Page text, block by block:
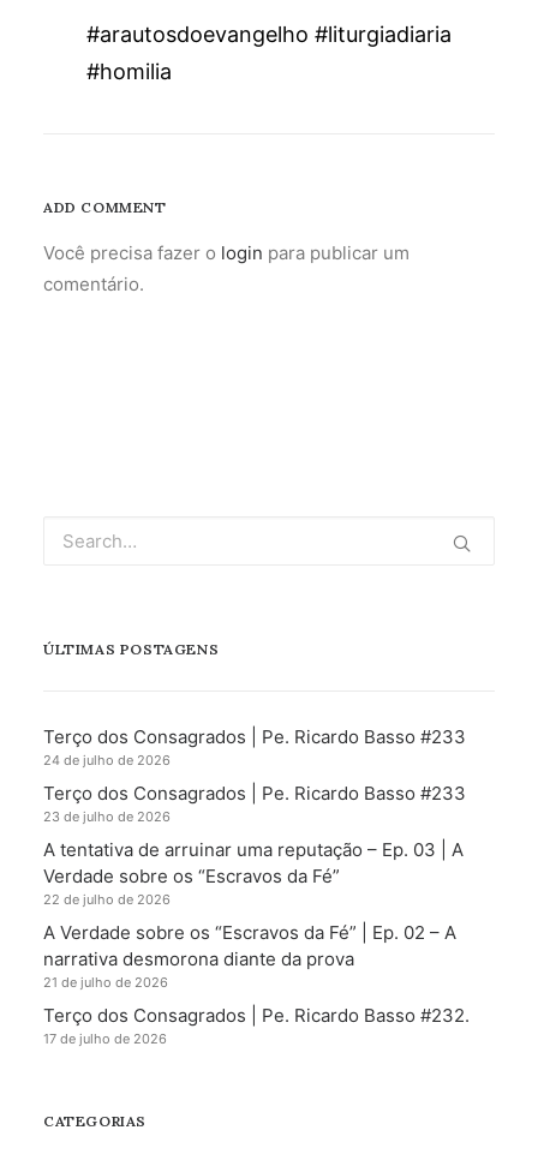
#arautosdoevangelho #liturgiadiaria
#homilia
ADD COMMENT
Você precisa fazer o login para publicar um
comentário.
ÚLTIMAS POSTAGENS
Terço dos Consagrados | Pe. Ricardo Basso #233
24 de julho de 2026
Terço dos Consagrados | Pe. Ricardo Basso #233
23 de julho de 2026
A tentativa de arruinar uma reputação – Ep. 03 | A
Verdade sobre os “Escravos da Fé”
22 de julho de 2026
A Verdade sobre os “Escravos da Fé” | Ep. 02 – A
narrativa desmorona diante da prova
21 de julho de 2026
Terço dos Consagrados | Pe. Ricardo Basso #232.
17 de julho de 2026
CATEGORIAS